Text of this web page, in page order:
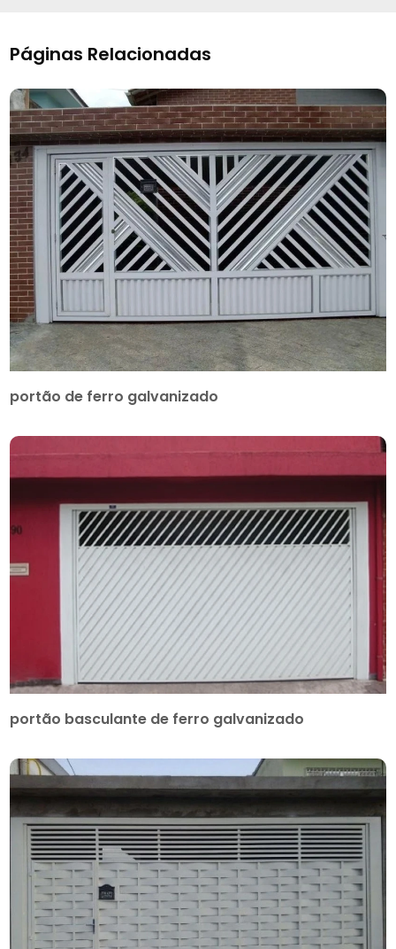
Páginas Relacionadas
portão de ferro galvanizado
portão basculante de ferro galvanizado